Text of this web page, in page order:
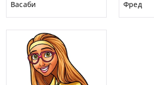
Васаби Фред